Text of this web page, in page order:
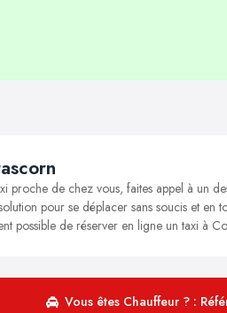
proche de chez vous, faites appel à un
pour se déplacer sans soucis et
possible de réserver en ligne un taxi à
Vous êtes Chauffeur ? :